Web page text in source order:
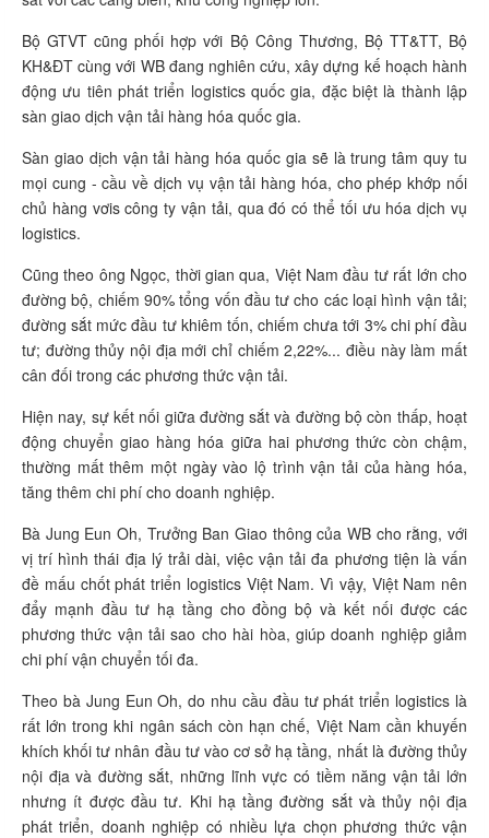
Bộ GTVT cũng phối hợp với Bộ Công Thương, Bộ TT&TT, Bộ
KH&ĐT cùng với WB đang nghiên cứu, xây dựng kế hoạch hành
động ưu tiên phát triển logistics quốc gia, đặc biệt là thành lập
sàn giao dịch vận tải hàng hóa quốc gia.
Sàn giao dịch vận tải hàng hóa quốc gia sẽ là trung tâm quy tu
mọi cung - cầu về dịch vụ vận tải hàng hóa, cho phép khớp nối
chủ hàng vơis công ty vận tải, qua đó có thể tối ưu hóa dịch vụ
logistics.
Cũng theo ông Ngọc, thời gian qua, Việt Nam đầu tư rất lớn cho
đường bộ, chiếm 90% tổng vốn đầu tư cho các loại hình vận tải;
đường sắt mức đầu tư khiêm tốn, chiếm chưa tới 3% chi phí đầu
tư; đường thủy nội địa mới chỉ chiếm 2,22%... điều này làm mất
cân đối trong các phương thức vận tải.
Hiện nay, sự kết nối giữa đường sắt và đường bộ còn thấp, hoạt
động chuyển giao hàng hóa giữa hai phương thức còn chậm,
thường mất thêm một ngày vào lộ trình vận tải của hàng hóa,
tăng thêm chi phí cho doanh nghiệp.
Bà Jung Eun Oh, Trưởng Ban Giao thông của WB cho rằng, với
vị trí hình thái địa lý trải dài, việc vận tải đa phương tiện là vấn
đề mấu chốt phát triển logistics Việt Nam. Vì vậy, Việt Nam nên
đẩy mạnh đầu tư hạ tầng cho đồng bộ và kết nối được các
phương thức vận tải sao cho hài hòa, giúp doanh nghiệp giảm
chi phí vận chuyển tối đa.
Theo bà Jung Eun Oh, do nhu cầu đầu tư phát triển logistics là
rất lớn trong khi ngân sách còn hạn chế, Việt Nam cần khuyến
khích khối tư nhân đầu tư vào cơ sở hạ tầng, nhất là đường thủy
nội địa và đường sắt, những lĩnh vực có tiềm năng vận tải lớn
nhưng ít được đầu tư. Khi hạ tầng đường sắt và thủy nội địa
phát triển, doanh nghiệp có nhiều lựa chọn phương thức vận